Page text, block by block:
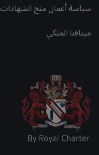
سياسة أعمال منح الشهادات
ميثاقنا الملكي